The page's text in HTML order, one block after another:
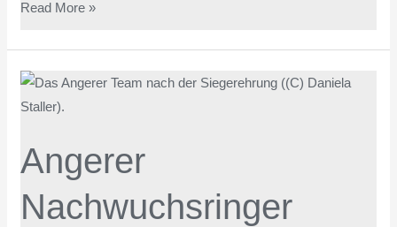
Read More »
Angerer
Nachwuchsringer
Angerer
Nachwuchsringer
Wittelsbacher-
Land-
Turnier